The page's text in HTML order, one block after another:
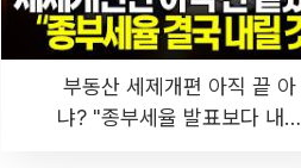
부동산 세제개편 아직 끝 아
냐? "종부세율 발표보다 내릴